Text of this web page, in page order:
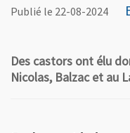
Publié le 22-08-2024
Des castors ont élu
Nicolas, Balzac et au